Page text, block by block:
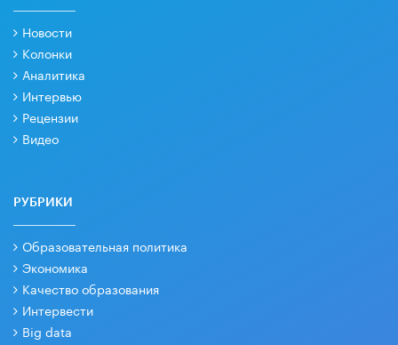
Новости
Колонки
Аналитика
Интервью
Рецензии
Видео
РУБРИКИ
Образовательная политика
Экономика
Качество образования
Интервести
Big data